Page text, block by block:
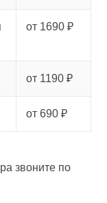
от 1690 ₽
от 1190 ₽
от 690 ₽
звоните по